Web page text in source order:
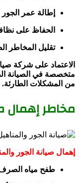
إطالة عمر الجور
الحفاظ على
تقليل المخاطر
الاعتماد على شركة
متخصصة في الصيانة
من المشكلات الطارئة.
مخاطر إهمال
إهمال صيانة الجور
طفح مياه